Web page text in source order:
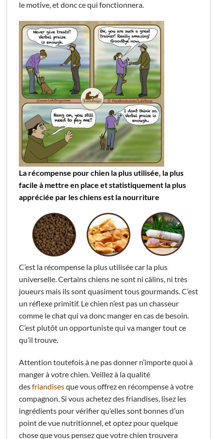
le motive, et donc ce qui fonctionnera.
La récompense pour chien la plus utilisée, la plus
facile à mettre en place et statistiquement la plus
appréciée par les chiens est la nourriture
C’est la récompense la plus utilisée car la plus
universelle. Certains chiens ne sont ni câlins, ni très
joueurs mais ils sont quasiment tous gourmands. C’est
un réflexe primitif. Le chien n’est pas un chasseur
comme le chat qui va donc manger en cas de besoin.
C’est plutôt un opportuniste qui va manger tout ce
qu’il trouve.
Attention toutefois à ne pas donner n’importe quoi à
manger à votre chien. Veillez à la qualité
desfriandisesque vous offrez en récompense à votre
compagnon. Si vous achetez des friandises, lisez les
ingrédients pour vérifier qu’elles sont bonnes d’un
point de vue nutritionnel, et optez pour quelque
chose que vous pensez que votre chien trouvera